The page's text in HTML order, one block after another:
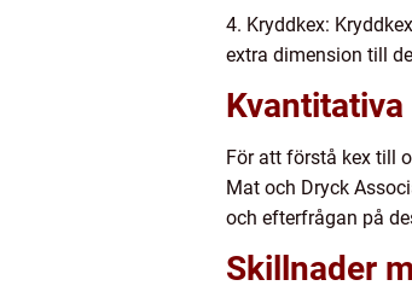
4. Kryddkex:
extra dimension till
För att förstå kex till
Mat och Dryck
och efterfrågan på
Skillnader